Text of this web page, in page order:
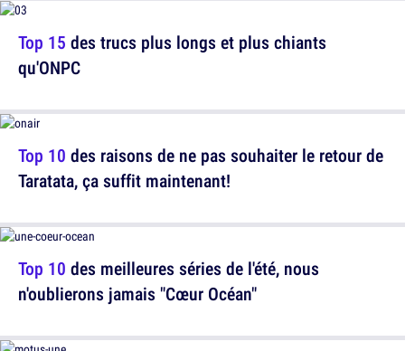
Top 15 des trucs plus longs et plus chiants
qu'ONPC
Top 10 des meilleures séries de l'été, nous
n'oublierons jamais "Cœur Océan"
Top 10 des raisons de ne pas souhaiter le retour de
Taratata, ça suffit maintenant!